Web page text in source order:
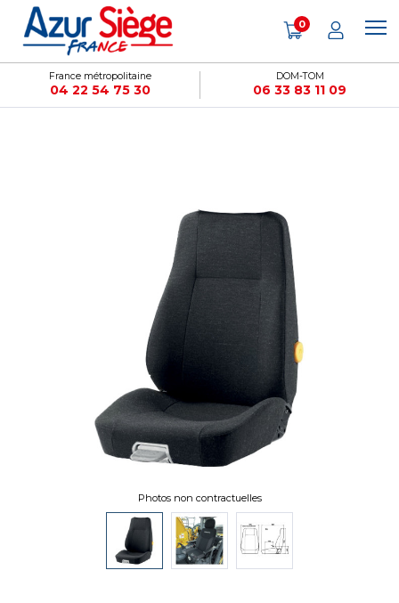
France métropolitaine
04 22 54 75 30
DOM-TOM
06 33 83 11 09
0
Photos non contractuelles
Panneau de gestion des cookies